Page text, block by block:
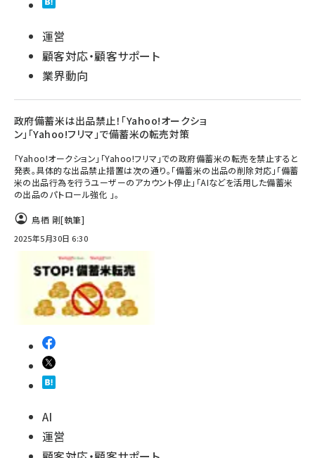
運営
顧客対応・顧客サポート
業界動向
政府備蓄米は出品禁止！「Yahoo!オークショ
ン」「Yahoo!フリマ」で備蓄米の転売対策
「Yahoo!オークション」「Yahoo!フリマ」での政府備蓄米の転売を禁止すると
発表。具体的な出品禁止措置は次の通り。「備蓄米の出品の削除対応」「備蓄
米の出品行為を行うユーザーのアカウント停止」「AIなどを活用した備蓄米
の出品のパトロール強化 」。
鳥栖 剛[執筆]
2025年5月30日 6:30
AI
運営